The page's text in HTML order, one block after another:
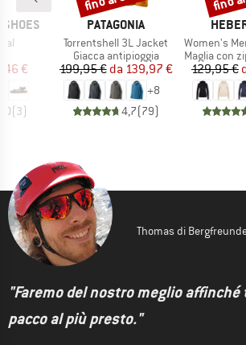
SHOES
ridotto
€
(3)
MARCHIO
PATAGONIA
Articolo
Torrentshell 3L Jacket
Gruppo di prodotti
Giacca antipioggia
Prezzo
199,95 € Prezzo ridotto
da 139,97 €
+8
4,7(79)
Articolo
Women's Merino210
Gruppo di
Maglia con zip
129,95 €
Thomas di
"Faremo del nostro meglio
pacco al più presto."